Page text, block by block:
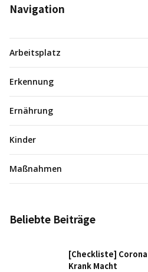
Navigation
Arbeitsplatz
Erkennung
Ernährung
Kinder
Maßnahmen
Beliebte Beiträge
[Checkliste]
Krank Macht